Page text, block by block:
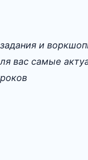
и
вас самые